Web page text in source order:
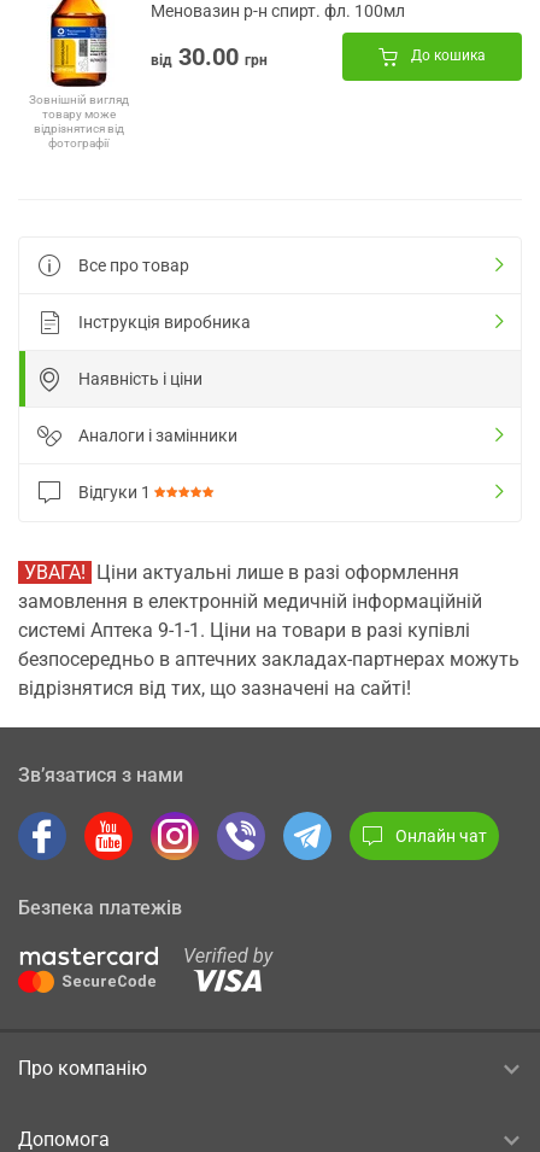
Зовнішній вигляд
товару може
відрізнятися від
фотографії
Меновазин р-н спирт. фл. 100мл
від 30.00 грн До кошика
Все про товар
Інструкція виробника
Наявність і ціни
Аналоги і замінники
Відгуки 1
УВАГА! Ціни актуальні лише в разі оформлення
замовлення в електронній медичній інформаційній
системі Аптека 9-1-1. Ціни на товари в разі купівлі
безпосередньо в аптечних закладах-партнерах можуть
відрізнятися від тих, що зазначені на сайті!
Зв’язатися з нами
Онлайн чат
Безпека платежів
Про компанію
Допомога